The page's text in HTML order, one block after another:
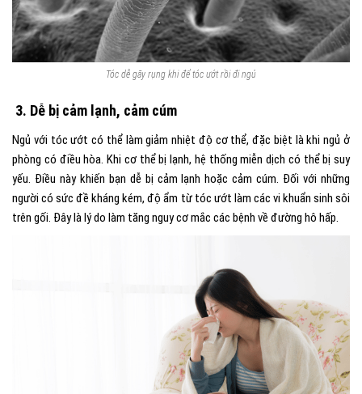
Tóc dễ gãy rụng khi để tóc ướt rồi đi ngủ
3. Dễ bị cảm lạnh, cảm cúm
Ngủ với tóc ướt có thể làm giảm nhiệt độ cơ thể, đặc biệt là khi ngủ ở
phòng có điều hòa. Khi cơ thể bị lạnh, hệ thống miễn dịch có thể bị suy
yếu. Điều này khiến bạn dễ bị cảm lạnh hoặc cảm cúm. Đối với những
người có sức đề kháng kém, độ ẩm từ tóc ướt làm các vi khuẩn sinh sôi
trên gối. Đây là lý do làm tăng nguy cơ mắc các bệnh về đường hô hấp.